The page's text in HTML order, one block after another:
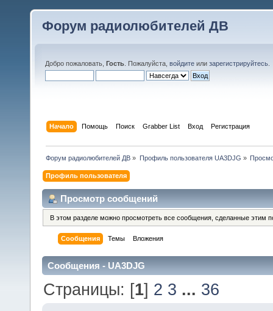
Форум радиолюбителей ДВ
Добро пожаловать, Гость . Пожалуйста, войдите или зарегистрируйтесь
Начало Помощь Поиск Grabber List Вход Регистрация
Форум радиолюбителей ДВ » Профиль пользователя UA3DJG »
Профиль пользователя
Просмотр сообщений
В этом разделе можно просмотреть все сообщения, сделанные этим
Сообщения Темы Вложения
Сообщения - UA3DJG
Страницы: [1] 2 3 ... 36